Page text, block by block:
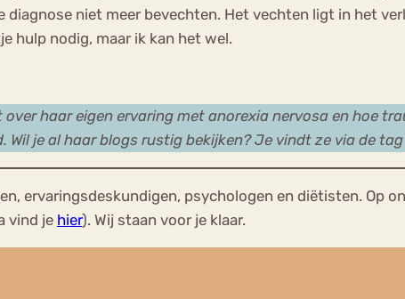
niet meer bevechten. Het vechten ligt in het
hulp nodig, maar ik kan het wel.
haar eigen ervaring met anorexia nervosa en hoe
Wil je al haar blogs rustig bekijken? Je vindt ze via de tag
ervaringsdeskundigen, psychologen en diëtisten. Op
vind je hier). Wij staan voor je klaar.